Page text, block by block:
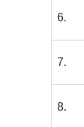
6.
7.
8.